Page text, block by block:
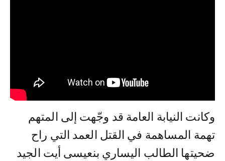
وكانت النيابة العامة قد وجّهت إلى المتهم
تهمة المساهمة في القتل العمد التي راح
ضحيتها الطالب اليساري بنعيسى أيت الجيد